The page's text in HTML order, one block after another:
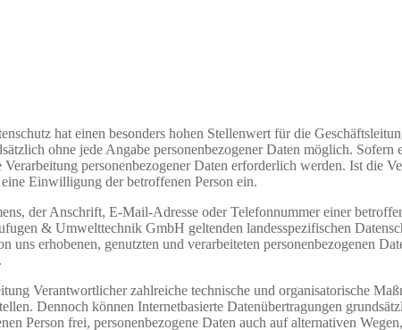
hat einen besonders hohen Stellenwert für die
ohne jede Angabe personenbezogener Daten möglich. Sofern
personenbezogener Daten erforderlich werden. Ist die
Einwilligung der betroffenen Person ein.
der Anschrift, E-Mail-Adresse oder Telefonnummer einer
& Umwelttechnik GmbH geltenden landesspezifischen
erhobenen, genutzten und verarbeiteten personenbezogenen
Verantwortlicher zahlreiche technische und organisatorische
Dennoch können Internetbasierte Datenübertragungen
Person frei, personenbezogene Daten auch auf alternativen